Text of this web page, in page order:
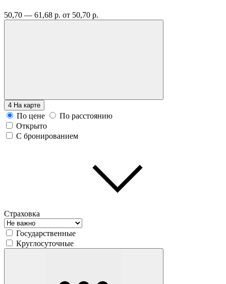
50,70 — 61,68 р. от 50,70 р.
4 На карте
По цене
По расстоянию
Открыто
С бронированием
Страховка
Государственные
Круглосуточные